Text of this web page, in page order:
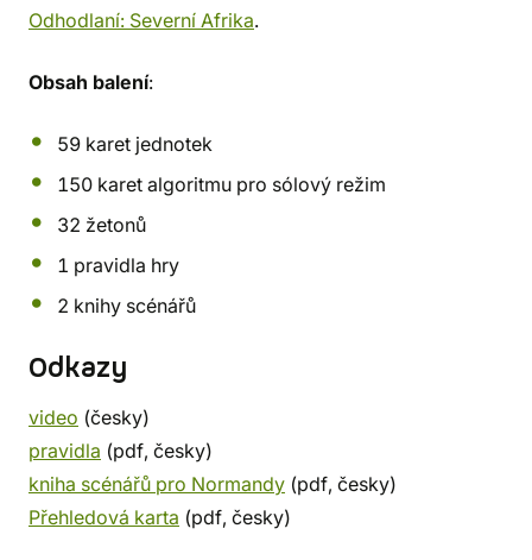
Odhodlaní: Severní Afrika.
Obsah balení:
59 karet jednotek
150 karet algoritmu pro sólový režim
32 žetonů
1 pravidla hry
2 knihy scénářů
Odkazy
video (česky)
pravidla (pdf, česky)
kniha scénářů pro Normandy (pdf, česky)
Přehledová karta (pdf, česky)